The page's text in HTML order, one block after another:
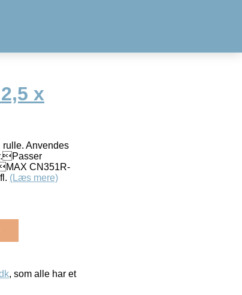
x
rulle. Anvendes
CN351R-
(Læs mere)
, som alle har et